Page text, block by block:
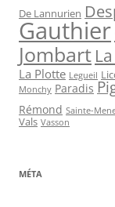
De Lannurien
Gauthier
Jombart
La Plotte Legueil
Monchy Paradis
Rémond Sainte-
Vals Vasson
MÉTA